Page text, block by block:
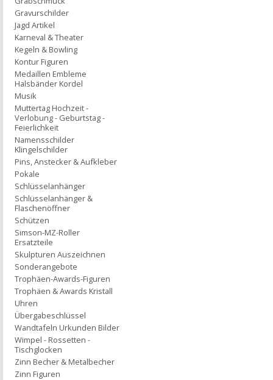
Gravurschilder
Jagd Artikel
Karneval & Theater
Kegeln & Bowling
Kontur Figuren
Medaillen Embleme
Halsbänder Kordel
Musik
Muttertag Hochzeit -
Verlobung - Geburtstag -
Feierlichkeit
Namensschilder
Klingelschilder
Pins, Anstecker & Aufkleber
Pokale
Schlüsselanhänger
Schlüsselanhänger &
Flaschenöffner
Schützen
Simson-MZ-Roller
Ersatzteile
Skulpturen Auszeichnen
Sonderangebote
Trophäen-Awards-Figuren
Trophäen & Awards Kristall
Uhren
Übergabeschlüssel
Wandtafeln Urkunden Bilder
Wimpel - Rossetten -
Tischglocken
Zinn Becher & Metalbecher
Zinn Figuren